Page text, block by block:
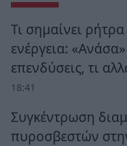
Τι σημαίνει
ενέργεια:
επενδύσεις, τι
18:41
Συγκέντρωση
πυροσβεστών